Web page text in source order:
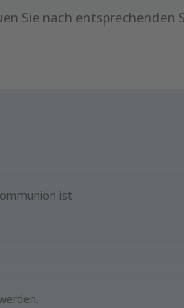
Sie nach entsprechenden
ist